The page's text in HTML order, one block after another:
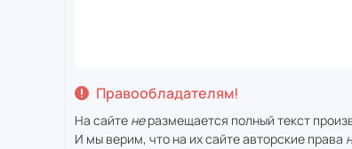
Правообладателям!
На сайте неразмещается полный текст
И мы верим, что на их сайте авторские права